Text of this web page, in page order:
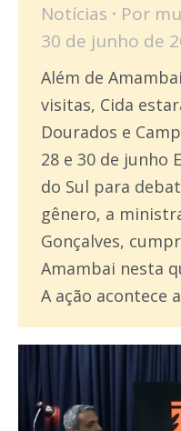
Notícias Por
30 de junho de
Além de
visitas, Cida
Dourados e
28 e 30 de junho
do Sul para
gênero, a
Gonçalves,
Amambai nesta
A ação acontece